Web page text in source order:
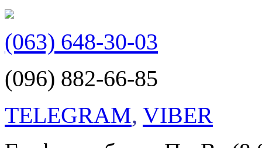
(063) 648-30-03
(096) 882-66-85
TELEGRAM, VIBER